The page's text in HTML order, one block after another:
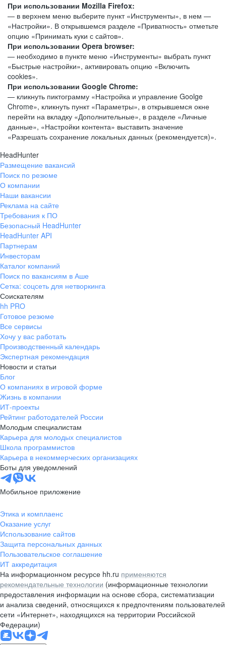
При использовании Mozilla Firefox:
— в верхнем меню выберите пункт «Инструменты», в нем —
«Настройки». В открывшемся разделе «Приватность» отметьте
опцию «Принимать куки с сайтов».
При использовании Opera browser:
— необходимо в пункте меню «Инструменты» выбрать пункт
«Быстрые настройки», активировать опцию «Включить
cookies».
При использовании Google Chrome:
— кликнуть пиктограмму «Настройка и управление Goolge
Chrome», кликнуть пункт «Параметры», в открывшемся окне
перейти на вкладку «Дополнительные», в разделе «Личные
данные», «Настройки контента» выставить значение
«Разрешать сохранение локальных данных (рекомендуется)».
HeadHunter
Размещение вакансий
Поиск по резюме
О компании
Наши вакансии
Реклама на сайте
Требования к ПО
Безопасный HeadHunter
HeadHunter API
Партнерам
Инвесторам
Каталог компаний
Поиск по вакансиям в Аше
Сетка: соцсеть для нетворкинга
Соискателям
hh PRO
Готовое резюме
Все сервисы
Хочу у вас работать
Производственный календарь
Экспертная рекомендация
Новости и статьи
Блог
О компаниях в игровой форме
Жизнь в компании
ИТ-проекты
Рейтинг работодателей России
Молодым специалистам
Карьера для молодых специалистов
Школа программистов
Карьера в некоммерческих организациях
Боты для уведомлений
Мобильное приложение
Этика и комплаенс
Оказание услуг
Использование сайтов
Защита персональных данных
Пользовательское соглашение
ИТ аккредитация
На информационном ресурсе hh.ru применяются
рекомендательные технологии (информационные технологии
предоставления информации на основе сбора, систематизации
и анализа сведений, относящихся к предпочтениям пользователей
сети «Интернет», находящихся на территории Российской
Федерации)